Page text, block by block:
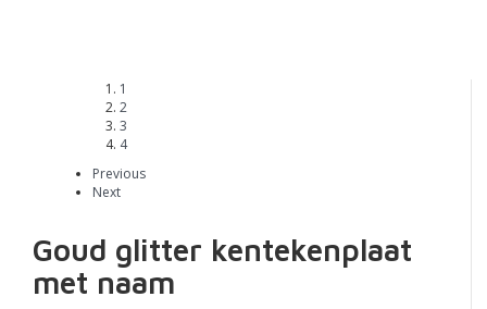
1
2
3
4
Previous
Next
Goud glitter kentekenplaat
met naam